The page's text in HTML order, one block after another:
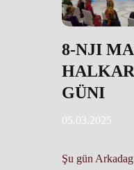
8-NJI
GÜNI
05.03.2025
Şu gün